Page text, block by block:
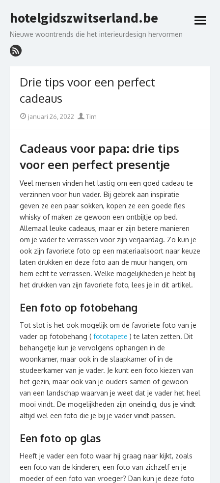
to
hotelgidszwitserland.be
Nieuwe woontrends die het interieurdesign hervormen
open
Drie tips voor een perfect
cadeaus
Postedjanuari 26, 2022 Author
Tim
Cadeaus voor papa: drie tips
voor een perfect presentje
Veel mensen vinden het lastig om een goed cadeau te
verzinnen voor hun vader. Bij gebrek aan inspiratie
geven ze een paar sokken, kopen ze een goede fles
whisky of maken ze gewoon een ontbijtje op bed.
Allemaal leuke cadeaus, maar er zijn betere manieren
om je vader te verrassen voor zijn verjaardag. Zo kun je
ook zijn favoriete foto op een materiaalsoort naar keuze
laten drukken en deze foto aan de muur hangen, om
hem echt te verrassen. Welke mogelijkheden je hebt bij
het drukken van zijn favoriete foto, lees je in dit artikel.
Een foto op fotobehang
Tot slot is het ook mogelijk om de favoriete foto van je
vader op fotobehang ( fototapete ) te laten zetten. Dit
behangetje kun je vervolgens ophangen in de
woonkamer, maar ook in de slaapkamer of in de
studeerkamer van je vader. Je kunt een foto kiezen van
het gezin, maar ook van je ouders samen of gewoon
van een landschap waarvan je weet dat je vader het heel
mooi vindt. De mogelijkheden zijn oneindig, dus je vindt
altijd wel een foto die je bij je vader vindt passen.
Een foto op glas
Heeft je vader een foto waar hij graag naar kijkt, zoals
een foto van de kinderen, een foto van zichzelf en je
moeder of een foto van vroeger? Dan kun je deze foto